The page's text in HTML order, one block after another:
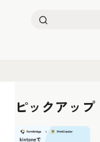
検
ピックアップ